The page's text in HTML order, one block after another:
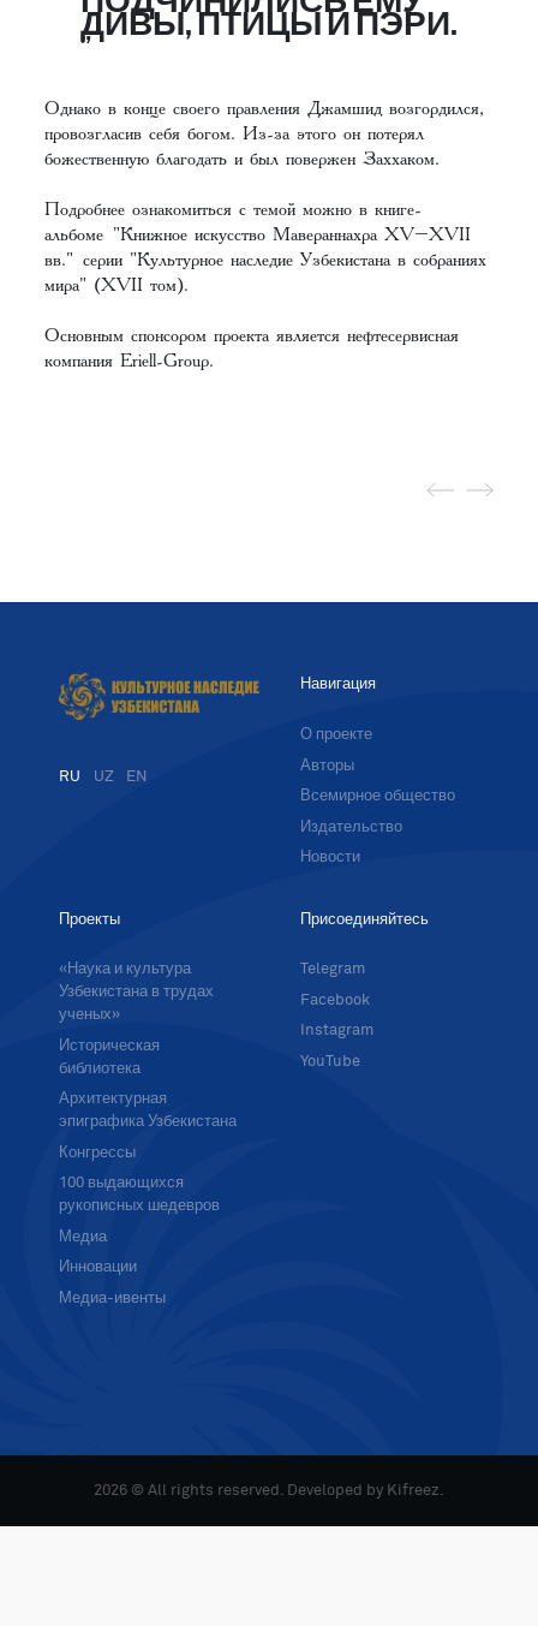
ДИВЫ, ПТИЦЫ И ПЭРИ.
Однако в конце своего правления Джамшид возгордился,
провозгласив себя богом. Из-за этого он потерял
божественную благодать и был повержен Заххаком.
Подробнее ознакомиться с темой можно в книге-
альбоме "Книжное искусство Мавераннахра XV–XVII
вв." серии "Культурное наследие Узбекистана в собраниях
мира" (XVII том).
Основным спонсором проекта является нефтесервисная
компания Eriell-Group.
RU UZ EN
Навигация
О проекте
Авторы
Всемирное общество
Издательство
Новости
Проекты
«Наука и культура
Узбекистана в трудах
ученых»
Историческая
библиотека
Архитектурная
эпиграфика Узбекистана
Конгрессы
100 выдающихся
рукописных шедевров
Медиа
Инновации
Медиа-ивенты
Присоединяйтесь
Telegram
Facebook
Instagram
YouTube
2026 © All rights reserved. Developed by Kifreez.